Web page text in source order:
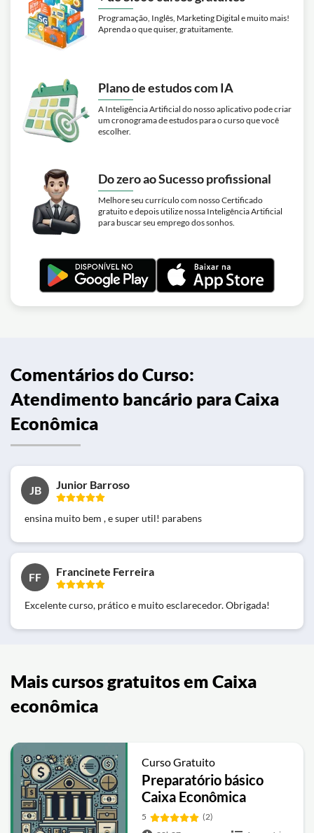
Programação, Inglês, Marketing Digital e muito mais!
Aprenda o que quiser, gratuitamente.
Plano de estudos com IA
A Inteligência Artificial do nosso aplicativo pode criar
um cronograma de estudos para o curso que você
escolher.
Do zero ao Sucesso profissional
Melhore seu currículo com nosso Certificado
gratuito e depois utilize nossa Inteligência Artificial
para buscar seu emprego dos sonhos.
Comentários do Curso:
Atendimento bancário para Caixa
Econômica
JB Junior Barroso
ensina muito bem , e super util! parabens
FF Francinete Ferreira
Excelente curso, prático e muito esclarecedor. Obrigada!
Mais cursos gratuitos em Caixa
econômica
Curso Gratuito
Preparatório básico
Caixa Econômica
5
(2)